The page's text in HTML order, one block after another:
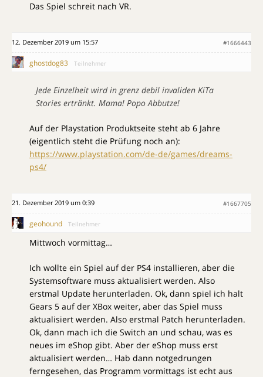
Das Spiel schreit nach VR.
12. Dezember 2019 um 15:57 #1666443
ghostdog83 Teilnehmer
Jede Einzelheit wird in grenz debil invaliden KiTa
Stories ertränkt. Mama! Popo Abbutze!
Auf der Playstation Produktseite steht ab 6 Jahre
(eigentlich steht die Prüfung noch an):
https://www.playstation.com/de-de/games/dreams-
ps4/
21. Dezember 2019 um 0:39 #1667705
geohound Teilnehmer
Mittwoch vormittag…
Ich wollte ein Spiel auf der PS4 installieren, aber die
Systemsoftware muss aktualisiert werden. Also
erstmal Update herunterladen. Ok, dann spiel ich halt
Gears 5 auf der XBox weiter, aber das Spiel muss
aktualisiert werden. Also erstmal Patch herunterladen.
Ok, dann mach ich die Switch an und schau, was es
neues im eShop gibt. Aber der eShop muss erst
aktualisiert werden… Hab dann notgedrungen
ferngesehen, das Programm vormittags ist echt aus